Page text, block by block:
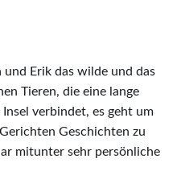
und Erik das wilde und das
Tieren, die eine lange
verbindet, es geht um
Geschichten zu
mitunter sehr persönliche